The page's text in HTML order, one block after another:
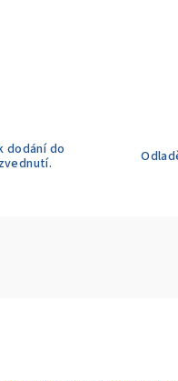
dodání do